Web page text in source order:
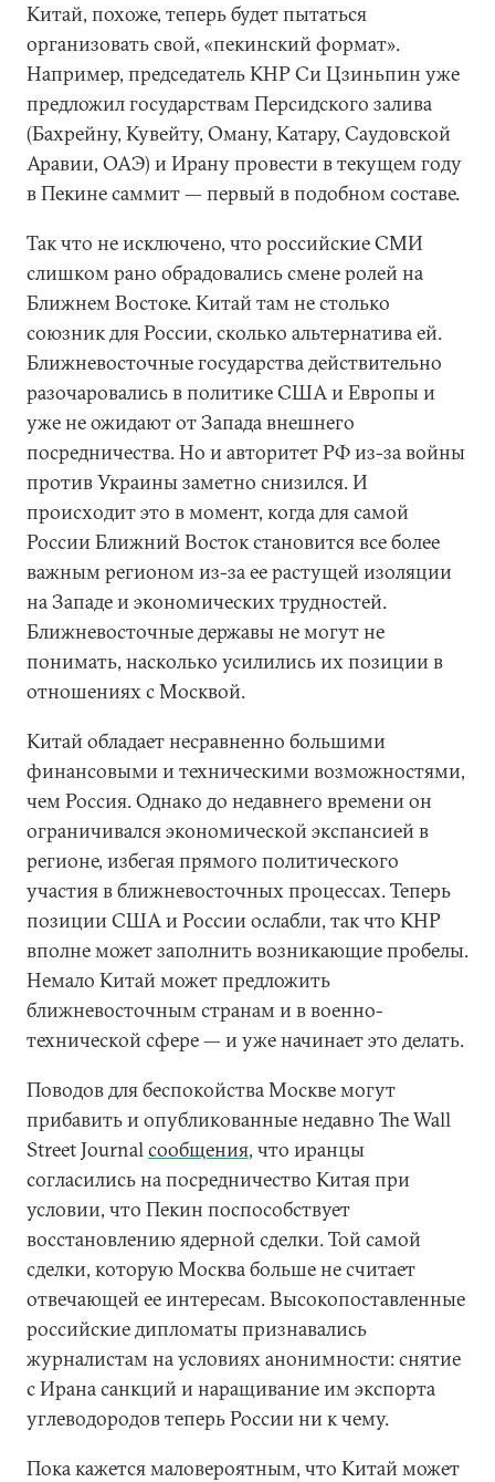
Китай, похоже, теперь будет пытаться
организовать свой, «пекинский формат».
Например, председатель КНР Си Цзиньпин уже
предложил государствам Персидского залива
(Бахрейну, Кувейту, Оману, Катару, Саудовской
Аравии, ОАЭ) и Ирану провести в текущем году
в Пекине саммит — первый в подобном составе.
Так что не исключено, что российские СМИ
слишком рано обрадовались смене ролей на
Ближнем Востоке. Китай там не столько
союзник для России, сколько альтернатива ей.
Ближневосточные государства действительно
разочаровались в политике США и Европы и
уже не ожидают от Запада внешнего
посредничества. Но и авторитет РФ из-за войны
против Украины заметно снизился. И
происходит это в момент, когда для самой
России Ближний Восток становится все более
важным регионом из-за ее растущей изоляции
на Западе и экономических трудностей.
Ближневосточные державы не могут не
понимать, насколько усилились их позиции в
отношениях с Москвой.
Китай обладает несравненно большими
финансовыми и техническими возможностями,
чем Россия. Однако до недавнего времени он
ограничивался экономической экспансией в
регионе, избегая прямого политического
участия в ближневосточных процессах. Теперь
позиции США и России ослабли, так что КНР
вполне может заполнить возникающие пробелы.
Немало Китай может предложить
ближневосточным странам и в военно-
технической сфере — и уже начинает это делать.
Поводов для беспокойства Москве могут
прибавить и опубликованные недавно The Wall
Street Journalсообщения, что иранцы
согласились на посредничество Китая при
условии, что Пекин поспособствует
восстановлению ядерной сделки. Той самой
сделки, которую Москва больше не считает
отвечающей ее интересам. Высокопоставленные
российские дипломаты признавались
журналистам на условиях анонимности: снятие
с Ирана санкций и наращивание им экспорта
углеводородов теперь России ни к чему.
Пока кажется маловероятным, что Китай может